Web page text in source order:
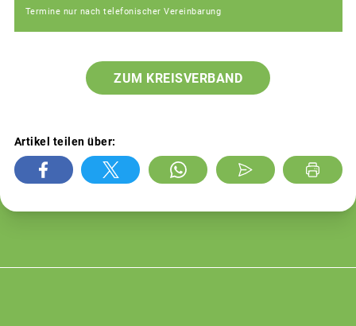
Termine nur nach telefonischer Vereinbarung
ZUM KREISVERBAND
Artikel teilen über: